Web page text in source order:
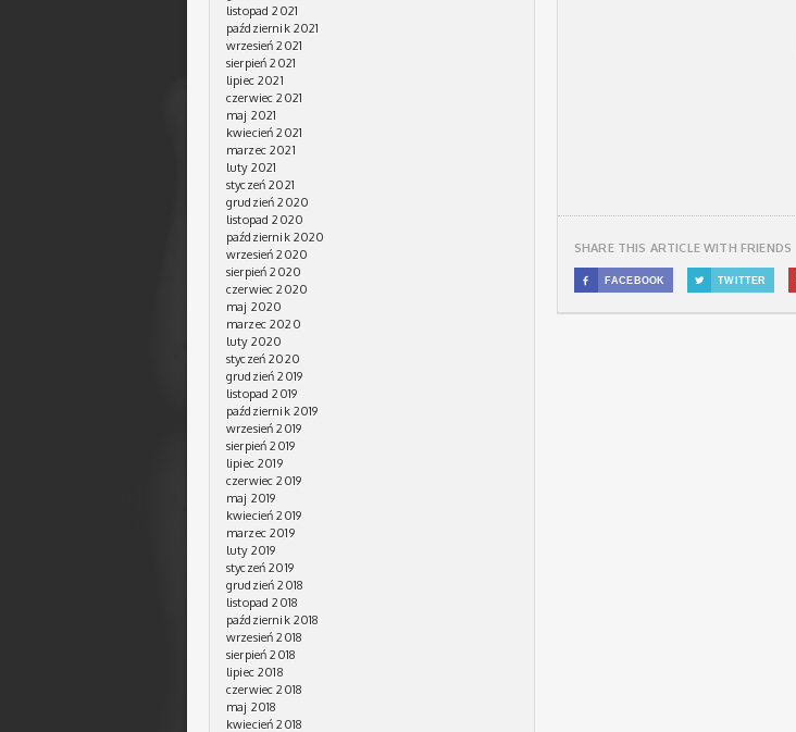
SHARE THIS ARTICLE WITH FRIENDS
 FACEBOOK  TWITTER
listopad 2021
październik 2021
wrzesień 2021
sierpień 2021
lipiec 2021
czerwiec 2021
maj 2021
kwiecień 2021
marzec 2021
luty 2021
styczeń 2021
grudzień 2020
listopad 2020
październik 2020
wrzesień 2020
sierpień 2020
czerwiec 2020
maj 2020
marzec 2020
luty 2020
styczeń 2020
grudzień 2019
listopad 2019
październik 2019
wrzesień 2019
sierpień 2019
lipiec 2019
czerwiec 2019
maj 2019
kwiecień 2019
marzec 2019
luty 2019
styczeń 2019
grudzień 2018
listopad 2018
październik 2018
wrzesień 2018
sierpień 2018
lipiec 2018
czerwiec 2018
maj 2018
kwiecień 2018